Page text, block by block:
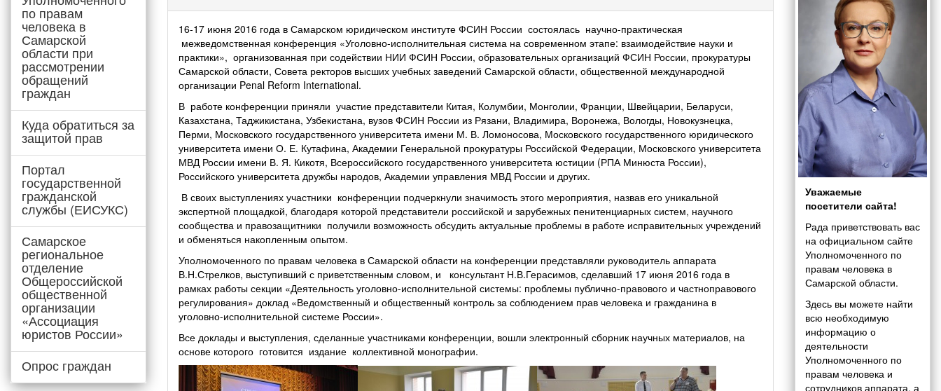
по правам
человека в
Самарской
области при
рассмотрении
обращений
граждан
Куда обратиться за
защитой прав
Портал
государственной
гражданской
службы (ЕИСУКС)
Самарское
региональное
отделение
Общероссийской
общественной
организации
«Ассоциация
юристов России»
Опрос граждан
16-17 июня 2016 года в Самарском юридическом институте ФСИН России состоялась научно-практическая
межведомственная конференция «Уголовно-исполнительная система на современном этапе: взаимодействие науки и
практики», организованная при содействии НИИ ФСИН России, образовательных организаций ФСИН России, прокуратуры
Самарской области, Совета ректоров высших учебных заведений Самарской области, общественной международной
организации Penal Reform International.
В работе конференции приняли участие представители Китая, Колумбии, Монголии, Франции, Швейцарии, Беларуси,
Казахстана, Таджикистана, Узбекистана, вузов ФСИН России из Рязани, Владимира, Воронежа, Вологды, Новокузнецка,
Перми, Московского государственного университета имени М. В. Ломоносова, Московского государственного юридического
университета имени О. Е. Кутафина, Академии Генеральной прокуратуры Российской Федерации, Московского университета
МВД России имени В. Я. Кикотя, Всероссийского государственного университета юстиции (РПА Минюста России),
Российского университета дружбы народов, Академии управления МВД России и других.
В своих выступлениях участники конференции подчеркнули значимость этого мероприятия, назвав его уникальной
экспертной площадкой, благодаря которой представители российской и зарубежных пенитенциарных систем, научного
сообщества и правозащитники получили возможность обсудить актуальные проблемы в работе исправительных учреждений
и обменяться накопленным опытом.
Уполномоченного по правам человека в Самарской области на конференции представляли руководитель аппарата
В.Н.Стрелков, выступивший с приветственным словом, и консультант Н.В.Герасимов, сделавший 17 июня 2016 года в
рамках работы секции «Деятельность уголовно-исполнительной системы: проблемы публично-правового и частноправового
регулирования» доклад «Ведомственный и общественный контроль за соблюдением прав человека и гражданина в
уголовно-исполнительной системе России».
Все доклады и выступления, сделанные участниками конференции, вошли электронный сборник научных материалов, на
основе которого готовится издание коллективной монографии.
Уважаемые
посетители сайта!
Рада приветствовать вас
на официальном сайте
Уполномоченного по
правам человека в
Самарской области.
Здесь вы можете найти
всю необходимую
информацию о
деятельности
Уполномоченного по
правам человека и
сотрудников аппарата, а